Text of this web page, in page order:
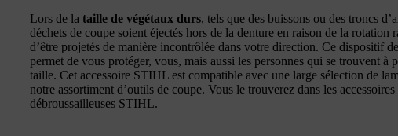
Lors de la taille de végétaux durs, tels que des buissons ou des troncs
déchets de coupe soient éjectés hors de la denture en raison de la rotation
d’être projetés de manière incontrôlée dans votre direction. Ce dispositif
permet de vous protéger, vous, mais aussi les personnes qui se trouvent à
taille. Cet accessoire STIHL est compatible avec une large sélection de
notre assortiment d’outils de coupe. Vous le trouverez dans les
débroussailleuses STIHL.